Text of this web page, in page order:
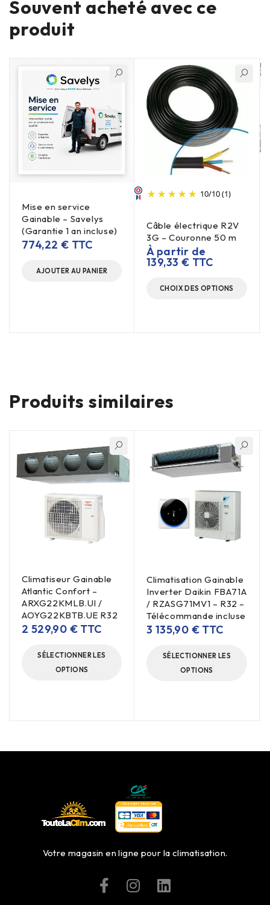
Souvent acheté avec ce
produit
Mise en service
Gainable – Savelys
(Garantie 1 an incluse)
774,22 € TTC
AJOUTER AU PANIER
10/10(1)
Câble électrique R2V
3G – Couronne 50 m
À partir de
139,33 € TTC
CHOIX DES OPTIONS
Produits similaires
Climatiseur Gainable
Atlantic Confort –
ARXG22KMLB.UI /
AOYG22KBTB.UE R32
2 529,90 € TTC
SÉLECTIONNER LES
OPTIONS
Climatisation Gainable
Inverter Daikin FBA71A
/ RZASG71MV1 – R32 –
Télécommande incluse
3 135,90 € TTC
SÉLECTIONNER LES
OPTIONS
Votre magasin en ligne pour la climatisation.